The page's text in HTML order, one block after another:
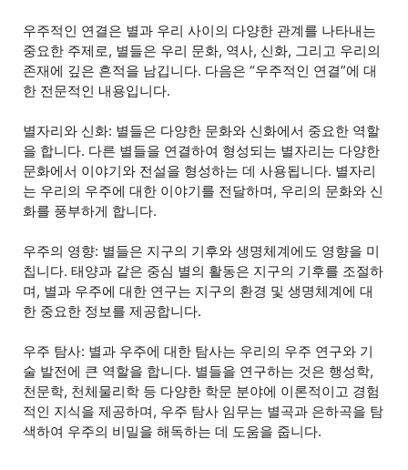
우주적인 연결은 별과 우리 사이의 다양한 관계를 나타내는
중요한 주제로, 별들은 우리 문화, 역사, 신화, 그리고 우리의
존재에 깊은 흔적을 남깁니다. 다음은 “우주적인 연결”에 대
한 전문적인 내용입니다.
별자리와 신화: 별들은 다양한 문화와 신화에서 중요한 역할
을 합니다. 다른 별들을 연결하여 형성되는 별자리는 다양한
문화에서 이야기와 전설을 형성하는 데 사용됩니다. 별자리
는 우리의 우주에 대한 이야기를 전달하며, 우리의 문화와 신
화를 풍부하게 합니다.
우주의 영향: 별들은 지구의 기후와 생명체계에도 영향을 미
칩니다. 태양과 같은 중심 별의 활동은 지구의 기후를 조절하
며, 별과 우주에 대한 연구는 지구의 환경 및 생명체계에 대
한 중요한 정보를 제공합니다.
우주 탐사: 별과 우주에 대한 탐사는 우리의 우주 연구와 기
술 발전에 큰 역할을 합니다. 별들을 연구하는 것은 행성학,
천문학, 천체물리학 등 다양한 학문 분야에 이론적이고 경험
적인 지식을 제공하며, 우주 탐사 임무는 별곡과 은하곡을 탐
색하여 우주의 비밀을 해독하는 데 도움을 줍니다.